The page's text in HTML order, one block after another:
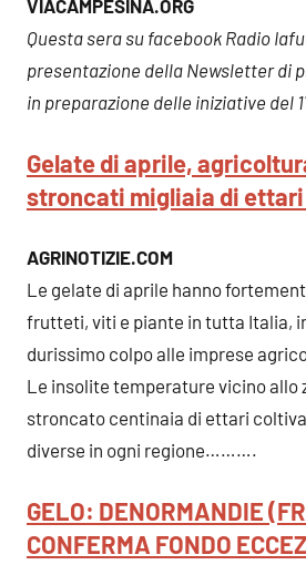
VIACAMPESINA.ORG
Questa sera su facebook Radio
presentazione della Newsletter di
in preparazione delle iniziative del
Gelate di aprile,
stroncati migliaia di
AGRINOTIZIE.COM
Le gelate di aprile hanno
frutteti, viti e piante in tutta Italia,
durissimo colpo alle imprese
Le insolite temperature vicino allo
stroncato centinaia di ettari
diverse in ogni regione……….
GELO: DENORMANDIE
CONFERMA FONDO